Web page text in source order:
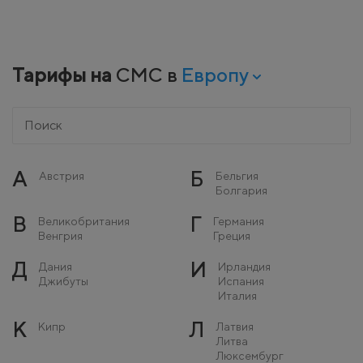
Тарифы на СМС в Европу
А Австрия Б
Бельгия
Болгария
В
Великобритания
Венгрия
Г
Германия
Греция
Д
Дания
Джибуты
И
Ирландия
Испания
Италия
К Кипр Л
Латвия
Литва
Люксембург